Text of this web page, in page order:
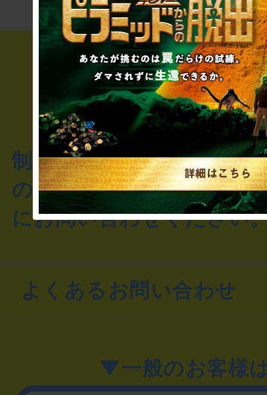
制作のご相談・コラボレ
のお客様からのご質問や
にお問い合わせください
よくあるお問い合わせ
▼一般のお客様